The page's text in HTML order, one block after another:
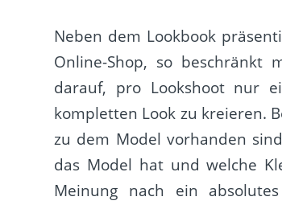
Neben dem Lookbook
Online-Shop, so beschränkt
darauf, pro Lookshoot nur
kompletten Look zu kreieren.
zu dem Model vorhanden
das Model hat und welche
Meinung nach ein